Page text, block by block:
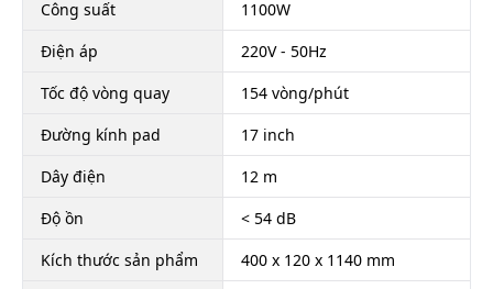
Công suất
1100W
Điện áp
220V - 50Hz
Tốc độ vòng quay
154 vòng/phút
Đường kính pad
17 inch
Dây điện
12 m
Độ ồn
< 54 dB
Kích thước sản phẩm
400 x 120 x 1140 mm